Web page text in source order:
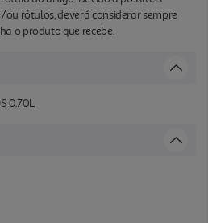
rótulos, deverá considerar sempre
o produto que recebe.
0.70L